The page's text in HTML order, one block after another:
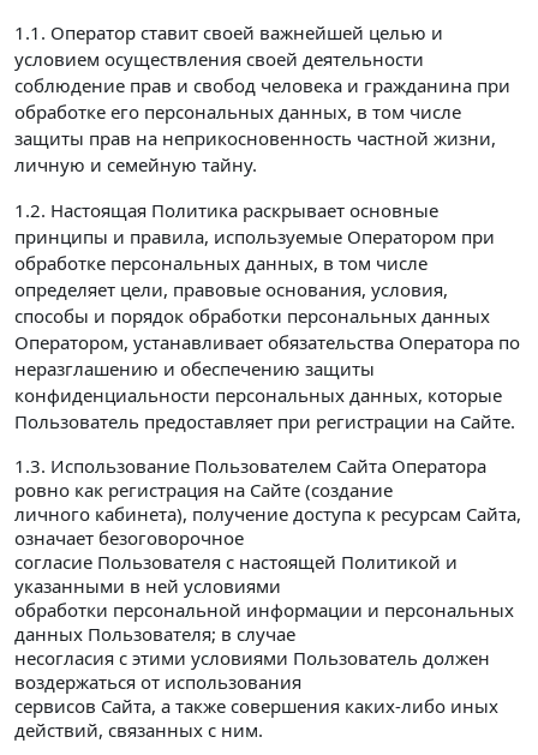
1.1. Оператор ставит своей важнейшей целью и
условием осуществления своей деятельности
соблюдение прав и свобод человека и гражданина при
обработке его персональных данных, в том числе
защиты прав на неприкосновенность частной жизни,
личную и семейную тайну.
1.2. Настоящая Политика раскрывает основные
принципы и правила, используемые Оператором при
обработке персональных данных, в том числе
определяет цели, правовые основания, условия,
способы и порядок обработки персональных данных
Оператором, устанавливает обязательства Оператора по
неразглашению и обеспечению защиты
конфиденциальности персональных данных, которые
Пользователь предоставляет при регистрации на Сайте.
1.3. Использование Пользователем Сайта Оператора
ровно как регистрация на Сайте (создание
личного кабинета), получение доступа к ресурсам Сайта,
означает безоговорочное
согласие Пользователя с настоящей Политикой и
указанными в ней условиями
обработки персональной информации и персональных
данных Пользователя; в случае
несогласия с этими условиями Пользователь должен
воздержаться от использования
сервисов Сайта, а также совершения каких-либо иных
действий, связанных с ним.